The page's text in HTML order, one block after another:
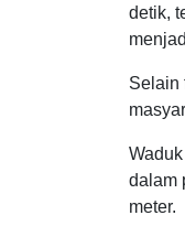
detik,
Selain
dalam
meter.